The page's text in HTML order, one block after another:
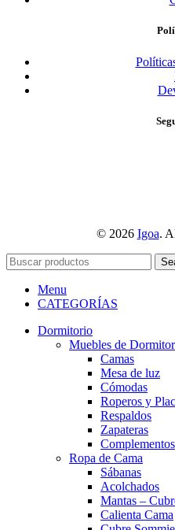
© 2026 Igoa.
Menu
CATEGORÍAS
Dormitorio
Muebles de
Camas
Mesa de luz
Cómodas
Roperos y
Respaldos
Zapateras
Complementos
Ropa de Cama
Sábanas
Acolchados
Mantas –
Calienta Cama